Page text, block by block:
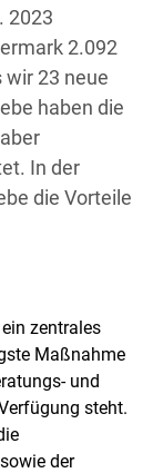
2023
2.092
wir 23 neue
haben die
In der
die Vorteile
zentrales
Maßnahme
und
steht.
der